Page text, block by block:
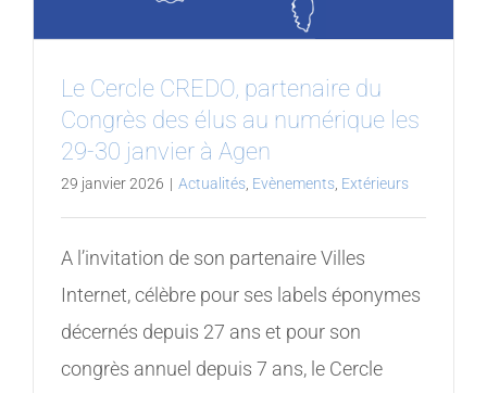
Le Cercle CREDO, partenaire du
Congrès des élus au numérique les
29-30 janvier à Agen
29 janvier 2026 | Actualités Evènements Extérieurs
A l’invitation de son partenaire Villes
Internet, célèbre pour ses labels éponymes
décernés depuis 27 ans et pour son
congrès annuel depuis 7 ans, le Cercle